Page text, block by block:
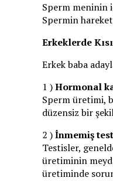
Sperm meninin
Spermin
Erkeklerde
Erkek baba
1 )Hormonal
Sperm üretimi,
düzensiz bir
2 )İnmemiş
Testisler,
üretiminin
üretiminde